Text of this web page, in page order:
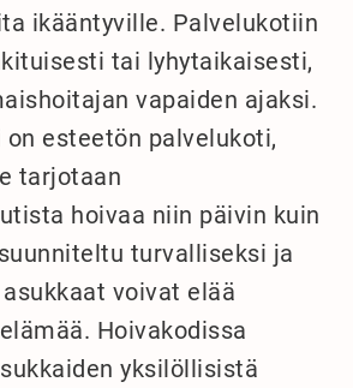
ikääntyville. Palvelukotiin
tai lyhytaikaisesti,
vapaiden ajaksi.
esteetön palvelukoti,
tarjotaan
hoivaa niin päivin kuin
turvalliseksi ja
voivat elää
Hoivakodissa
yksilöllisistä